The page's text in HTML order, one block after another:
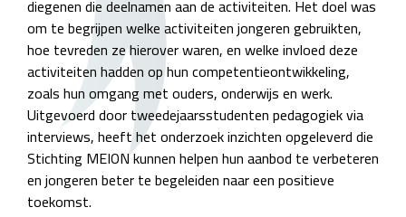
diegenen die deelnamen aan de activiteiten. Het doel was
om te begrijpen welke activiteiten jongeren gebruikten,
hoe tevreden ze hierover waren, en welke invloed deze
activiteiten hadden op hun competentieontwikkeling,
zoals hun omgang met ouders, onderwijs en werk.
Uitgevoerd door tweedejaarsstudenten pedagogiek via
interviews, heeft het onderzoek inzichten opgeleverd die
Stichting MEION kunnen helpen hun aanbod te verbeteren
en jongeren beter te begeleiden naar een positieve
toekomst.